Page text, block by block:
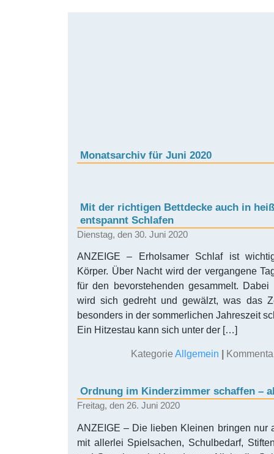
Monatsarchiv für Juni 2020
Mit der richtigen Bettdecke auch in
entspannt Schlafen
Dienstag, den 30. Juni 2020
ANZEIGE – Erholsamer Schlaf ist
Körper. Über Nacht wird der vergangene
für den bevorstehenden gesammelt.
wird sich gedreht und gewälzt, was das
besonders in der sommerlichen Jahreszeit
Ein Hitzestau kann sich unter der […]
Kategorie Allgemein
Ordnung im Kinderzimmer schaffen –
Freitag, den 26. Juni 2020
ANZEIGE – Die lieben Kleinen bringen nur
mit allerlei Spielsachen, Schulbedarf,